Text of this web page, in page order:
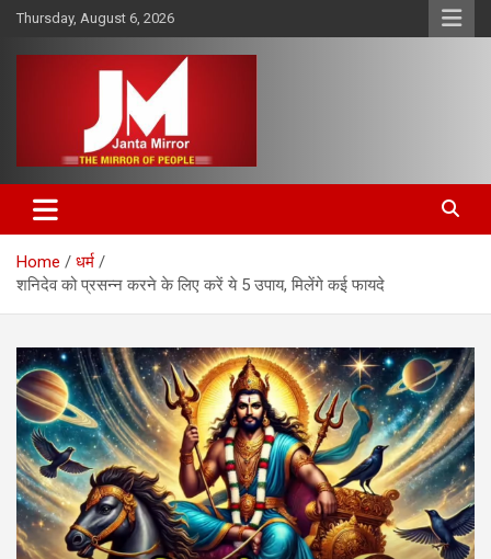
Skip
content
Thursday, August 6, 2026
Janta Mirror
Home
धर्म
शनिदेव को प्रसन्न करने के लिए करें ये 5 उपाय, मिलेंगे कई फायदे